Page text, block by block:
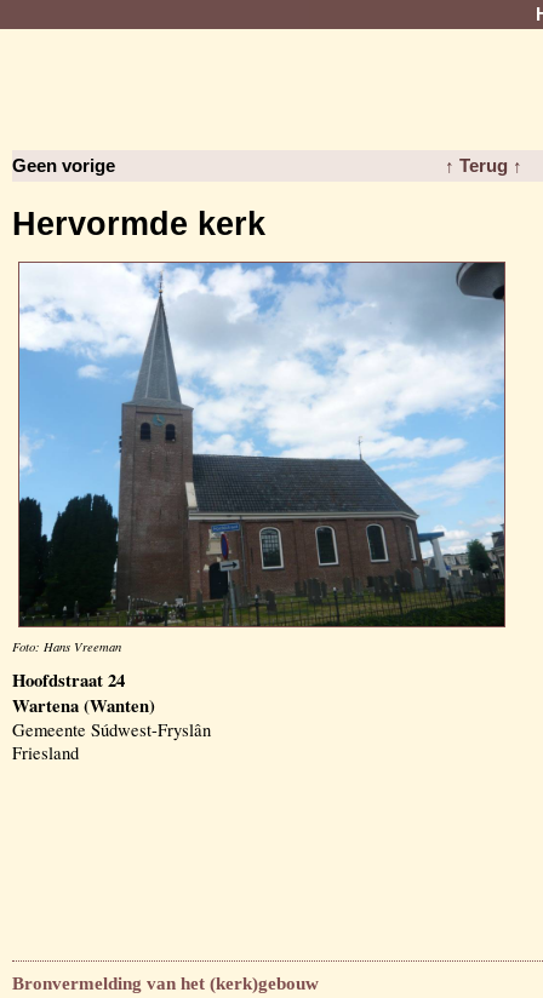
Geen vorige ↑ Terug ↑
Hervormde kerk
Foto: Hans Vreeman
Hoofdstraat 24
Wartena (Wanten)
Gemeente Súdwest-Fryslân
Friesland
Bronvermelding van het (kerk)gebouw